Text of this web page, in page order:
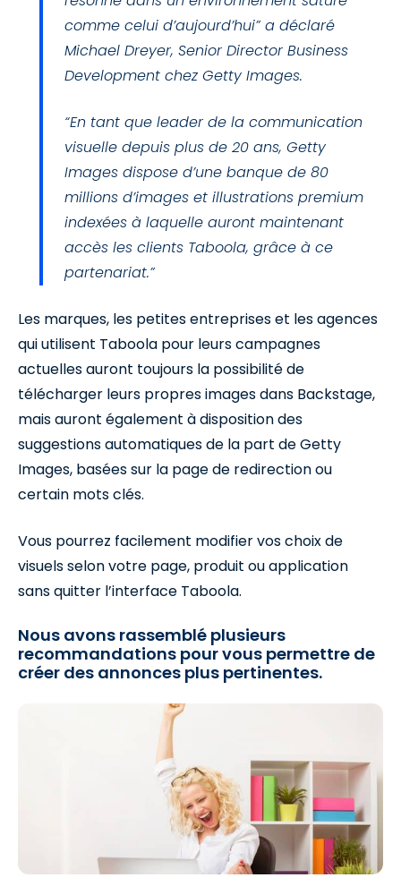
comme celui d’aujourd’hui” a déclaré
Michael Dreyer, Senior Director Business
Development chez Getty Images.
“En tant que leader de la communication
visuelle depuis plus de 20 ans, Getty
Images dispose d’une banque de 80
millions d’images et illustrations premium
indexées à laquelle auront maintenant
accès les clients Taboola, grâce à ce
partenariat.”
Les marques, les petites entreprises et les agences
qui utilisent Taboola pour leurs campagnes
actuelles auront toujours la possibilité de
télécharger leurs propres images dans Backstage,
mais auront également à disposition des
suggestions automatiques de la part de Getty
Images, basées sur la page de redirection ou
certain mots clés.
Vous pourrez facilement modifier vos choix de
visuels selon votre page, produit ou application
sans quitter l’interface Taboola.
Nous avons rassemblé plusieurs
recommandations pour vous permettre de
créer des annonces plus pertinentes.